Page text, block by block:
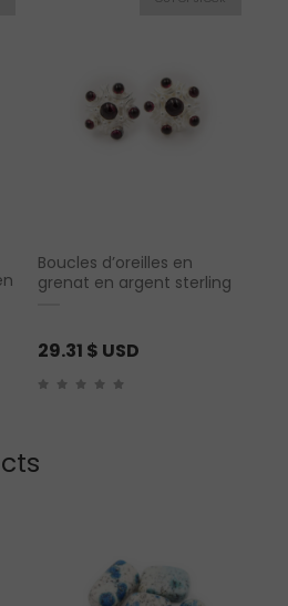
Boucles d’oreilles en
grenat en argent sterling
29.31 $ USD